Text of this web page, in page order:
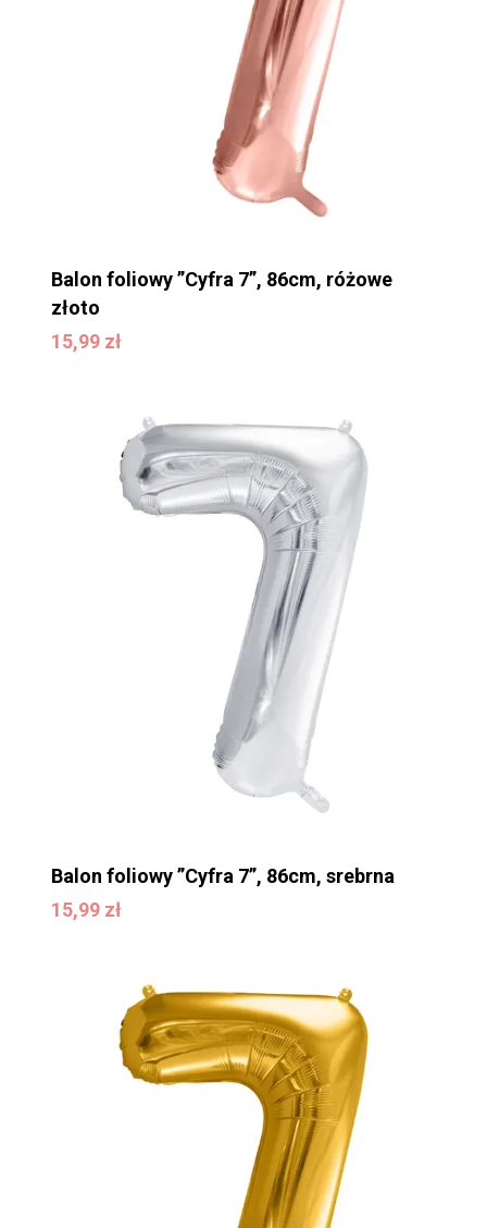
Balon foliowy ”Cyfra 7”, 86cm, różowe
złoto
15,99 zł
15,99
Balon foliowy ”Cyfra 7”, 86cm, srebrna
15,99 zł
15,99